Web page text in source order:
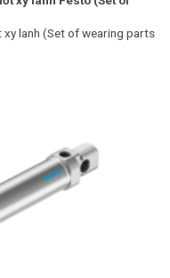
lanh (Set of wearing parts